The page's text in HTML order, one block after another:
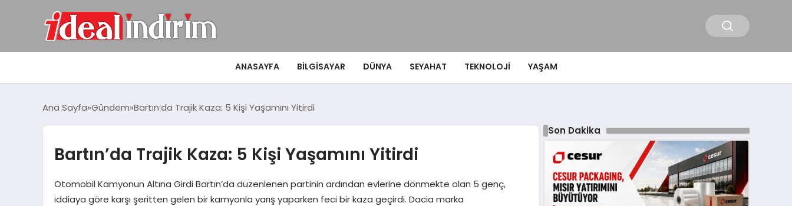
ANASAYFA BILGISAYAR DÜNYA SEYAHAT TEKNOLOJI YAŞAM
Ana Sayfa Gündem Bartın’da Trajik Kaza: 5 Kişi Yaşamını Yitirdi
Bartın’da Trajik Kaza: 5 Kişi Yaşamını Yitirdi
Otomobil Kamyonun Altına Girdi Bartın’da düzenlenen partinin ardından evlerine dönmekte olan 5 genç,
iddiaya göre karşı şeritten gelen bir kamyonla yarış yaparken feci bir kaza geçirdi. Dacia marka
Son Dakika